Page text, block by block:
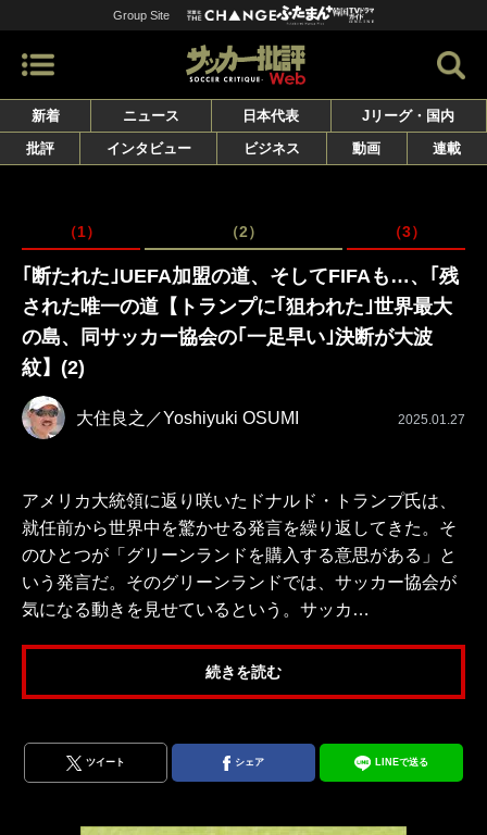
Group Site
新着 ニュース 日本代表
Jリーグ・国内
批評
インタビュー ビジネス 動画 連載
（1） （2） （3）
｢断たれた｣UEFA加盟の道、そしてFIFAも…、｢残
された唯一の道【トランプに｢狙われた｣世界最大
の島、同サッカー協会の｢一足早い｣決断が大波
紋】(2)
大住良之／Yoshiyuki OSUMI 2025.01.27
アメリカ大統領に返り咲いたドナルド・トランプ氏は、
就任前から世界中を驚かせる発言を繰り返してきた。そ
のひとつが「グリーンランドを購入する意思がある」と
いう発言だ。そのグリーンランドでは、サッカー協会が
気になる動きを見せているという。サッカ…
続きを読む
ツイート シェア LINEで送る